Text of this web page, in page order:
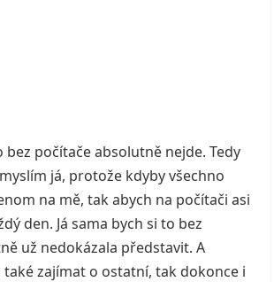
bez počítače absolutně nejde. Tedy
já, protože kdyby všechno
na mě, tak abych na počítači asi
den. Já sama bych si to bez
už nedokázala představit. A
také zajímat o ostatní, tak dokonce i